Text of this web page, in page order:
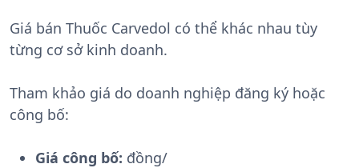
Giá bán Thuốc Carvedol có thể khác nhau tùy
từng cơ sở kinh doanh.
Tham khảo giá do doanh nghiệp đăng ký hoặc
công bố:
Giá công bố: đồng/